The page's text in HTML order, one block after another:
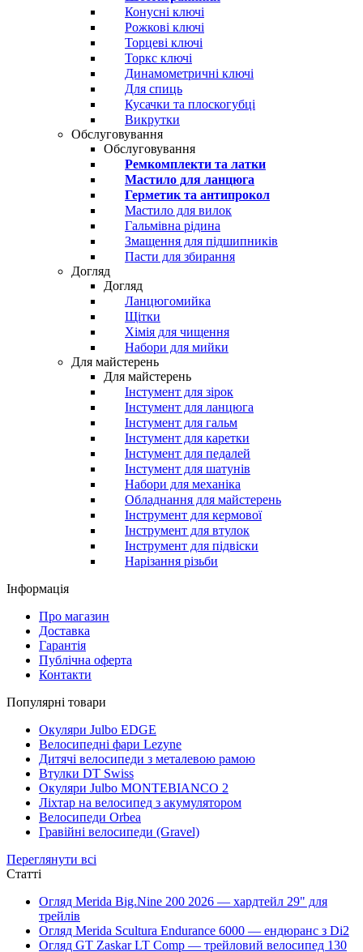
Конусні ключі
Рожкові ключі
Торцеві ключі
Торкс ключі
Динамометричні ключі
Для спиць
Кусачки та плоскогубці
Викрутки
Обслуговування
Обслуговування
Ремкомплекти та латки
Мастило для ланцюга
Герметик та антипрокол
Мастило для вилок
Гальмівна рідина
Змащення для підшипників
Пасти для збирання
Догляд
Догляд
Ланцюгомийка
Щітки
Хімія для чищення
Набори для мийки
Для майстерень
Для майстерень
Інстумент для зірок
Інстумент для ланцюга
Інстумент для гальм
Інстумент для каретки
Інстумент для педалей
Інстумент для шатунів
Набори для механіка
Обладнання для майстерень
Інструмент для кермової
Інструмент для втулок
Інструмент для підвіски
Нарізання різьби
Інформація
Про магазин
Доставка
Гарантія
Публічна оферта
Контакти
Популярні товари
Окуляри Julbo EDGE
Велосипедні фари Lezyne
Дитячі велосипеди з металевою рамою
Втулки DT Swiss
Окуляри Julbo MONTEBIANCO 2
Ліхтар на велосипед з акумулятором
Велосипеди Orbea
Гравійні велосипеди (Gravel)
Переглянути всі
Статті
Огляд Merida Big.Nine 200 2026 — хардтейл 29" для
трейлів
Огляд Merida Scultura Endurance 6000 — ендюранс з Di2
Огляд GT Zaskar LT Comp — трейловий велосипед 130